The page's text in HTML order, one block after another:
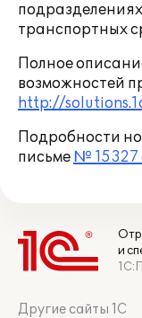
транспортных
Полное
возможностей
http://
Подробности
письме № 15327
и
Другие сайты 1С